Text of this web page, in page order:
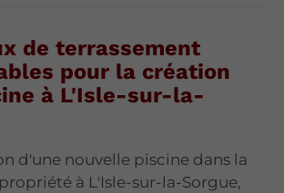
de terrassement
pour la création
à L'Isle-sur-la-
d'une nouvelle piscine dans la
à L'Isle-sur-la-Sorgue,